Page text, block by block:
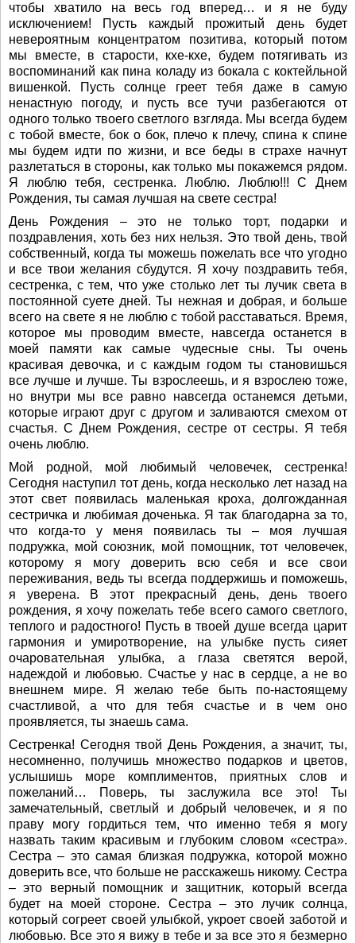
чтобы хватило на весь год вперед… и я не буду
исключением! Пусть каждый прожитый день будет
невероятным концентратом позитива, который потом
мы вместе, в старости, кхе-кхе, будем потягивать из
воспоминаний как пина коладу из бокала с коктейльной
вишенкой. Пусть солнце греет тебя даже в самую
ненастную погоду, и пусть все тучи разбегаются от
одного только твоего светлого взгляда. Мы всегда будем
с тобой вместе, бок о бок, плечо к плечу, спина к спине
мы будем идти по жизни, и все беды в страхе начнут
разлетаться в стороны, как только мы покажемся рядом.
Я люблю тебя, сестренка. Люблю. Люблю!!! С Днем
Рождения, ты самая лучшая на свете сестра!
День Рождения – это не только торт, подарки и
поздравления, хоть без них нельзя. Это твой день, твой
собственный, когда ты можешь пожелать все что угодно
и все твои желания сбудутся. Я хочу поздравить тебя,
сестренка, с тем, что уже столько лет ты лучик света в
постоянной суете дней. Ты нежная и добрая, и больше
всего на свете я не люблю с тобой расставаться. Время,
которое мы проводим вместе, навсегда останется в
моей памяти как самые чудесные сны. Ты очень
красивая девочка, и с каждым годом ты становишься
все лучше и лучше. Ты взрослеешь, и я взрослею тоже,
но внутри мы все равно навсегда останемся детьми,
которые играют друг с другом и заливаются смехом от
счастья. С Днем Рождения, сестре от сестры. Я тебя
очень люблю.
Мой родной, мой любимый человечек, сестренка!
Сегодня наступил тот день, когда несколько лет назад на
этот свет появилась маленькая кроха, долгожданная
сестричка и любимая доченька. Я так благодарна за то,
что когда-то у меня появилась ты – моя лучшая
подружка, мой союзник, мой помощник, тот человечек,
которому я могу доверить всю себя и все свои
переживания, ведь ты всегда поддержишь и поможешь,
я уверена. В этот прекрасный день, день твоего
рождения, я хочу пожелать тебе всего самого светлого,
теплого и радостного! Пусть в твоей душе всегда царит
гармония и умиротворение, на улыбке пусть сияет
очаровательная улыбка, а глаза светятся верой,
надеждой и любовью. Счастье у нас в сердце, а не во
внешнем мире. Я желаю тебе быть по-настоящему
счастливой, а что для тебя счастье и в чем оно
проявляется, ты знаешь сама.
Сестренка! Сегодня твой День Рождения, а значит, ты,
несомненно, получишь множество подарков и цветов,
услышишь море комплиментов, приятных слов и
пожеланий… Поверь, ты заслужила все это! Ты
замечательный, светлый и добрый человечек, и я по
праву могу гордиться тем, что именно тебя я могу
назвать таким красивым и глубоким словом «сестра».
Сестра – это самая близкая подружка, которой можно
доверить все, что больше не расскажешь никому. Сестра
– это верный помощник и защитник, который всегда
будет на моей стороне. Сестра – это лучик солнца,
который согреет своей улыбкой, укроет своей заботой и
любовью. Все это я вижу в тебе и за все это я безмерно